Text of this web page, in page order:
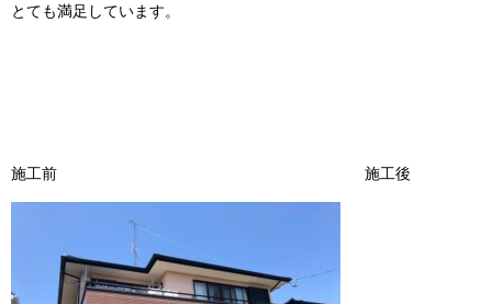
とても満足しています。
施工前 施工後